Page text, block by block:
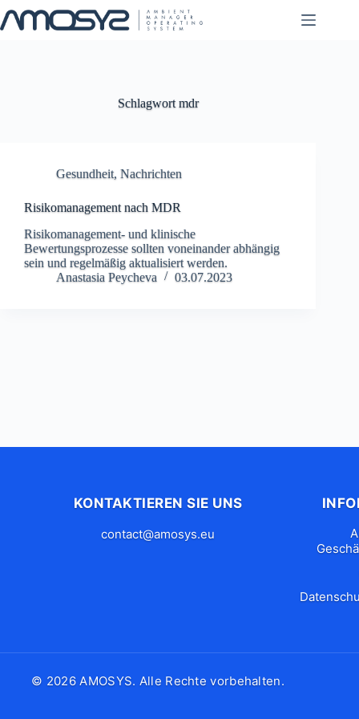
Inhalt
springen
Schlagwortmdr
Gesundheit, Nachrichten
Risikomanagement nach MDR
Risikomanagement- und klinische
Bewertungsprozesse sollten voneinander abhängig
sein und regelmäßig aktualisiert werden.
Anastasia Peycheva
03.07.2023
KONTAKTIEREN SIE UNS
contact@amosys.eu
© 2026 AMOSYS. Alle Rechte vorbehalten.